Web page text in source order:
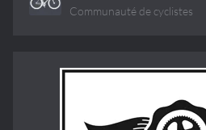
Communauté de cyclistes